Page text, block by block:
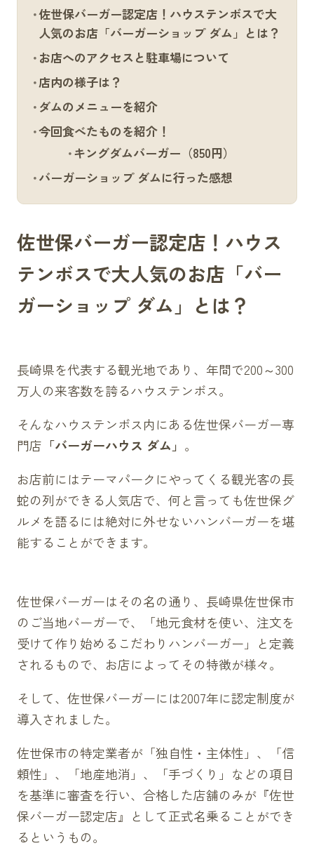
佐世保バーガー認定店！ハウステンボスで大
人気のお店「バーガーショップ ダム」とは？
お店へのアクセスと駐車場について
店内の様子は？
ダムのメニューを紹介
今回食べたものを紹介！
キングダムバーガー（850円）
バーガーショップ ダムに行った感想
佐世保バーガー認定店！ハウス
テンボスで大人気のお店「バー
ガーショップ ダム」とは？
長崎県を代表する観光地であり、年間で200～300
万人の来客数を誇るハウステンボス。
そんなハウステンボス内にある佐世保バーガー専
門店 「バーガーハウス ダム」 。
お店前にはテーマパークにやってくる観光客の長
蛇の列ができる人気店で、何と言っても佐世保グ
ルメを語るには絶対に外せないハンバーガーを堪
能することができます。
佐世保バーガーはその名の通り、長崎県佐世保市
のご当地バーガーで、「地元食材を使い、注文を
受けて作り始めるこだわりハンバーガー」と定義
されるもので、お店によってその特徴が様々。
そして、佐世保バーガーには2007年に認定制度が
導入されました。
佐世保市の特定業者が「独自性・主体性」、「信
頼性」、「地産地消」、「手づくり」などの項目
を基準に審査を行い、合格した店舗のみが『佐世
保バーガー認定店』として正式名乗ることができ
るというもの。